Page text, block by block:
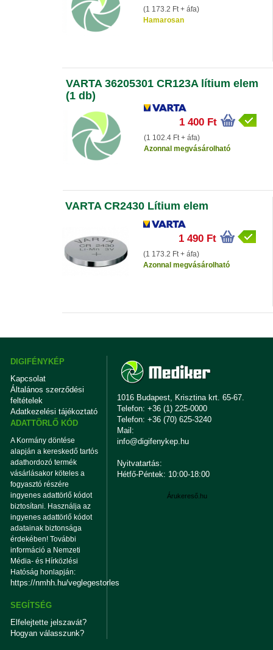
(1 173.2 Ft + áfa)
Hamarosan
VARTA 36205301 CR123A lítium elem
(1 db)
1 400 Ft
(1 102.4 Ft + áfa)
Azonnal megvásárolható
VARTA CR2430 Lítium elem
1 490 Ft
(1 173.2 Ft + áfa)
Azonnal megvásárolható
DIGIFÉNYKÉP
Kapcsolat
Általános szerződési
feltételek
Adatkezelési tájékoztató
ADATTÖRLŐ KÓD
A Kormány döntése
alapján a kereskedő tartós
adathordozó termék
vásárlásakor köteles a
fogyasztó részére
ingyenes adattörlő kódot
biztosítani. Használja az
ingyenes adattörlő kódot
adatainak biztonsága
érdekében! További
információ a Nemzeti
Média- és Hírközlési
Hatóság honlapján:
https://nmhh.hu/veglegestorles
SEGÍTSÉG
Elfelejtette jelszavát?
Hogyan válasszunk?
1016 Budapest, Krisztina krt. 65-67.
Telefon: +36 (1) 225-0000
Telefon: +36 (70) 625-3240
Mail:
info@digifenykep.hu
Nyitvatartás:
Hétfő-Péntek: 10:00-18:00
Árukereső.hu